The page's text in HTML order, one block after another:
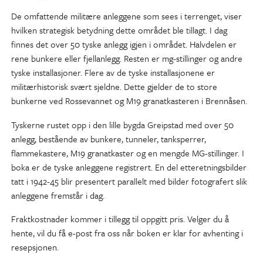
De omfattende militære anleggene som sees i terrenget, viser
hvilken strategisk betydning dette området ble tillagt. I dag
finnes det over 50 tyske anlegg igjen i området. Halvdelen er
rene bunkere eller fjellanlegg. Resten er mg-stillinger og andre
tyske installasjoner. Flere av de tyske installasjonene er
militærhistorisk svært sjeldne. Dette gjelder de to store
bunkerne ved Rossevannet og M19 granatkasteren i Brennåsen.
Tyskerne rustet opp i den lille bygda Greipstad med over 50
anlegg, bestående av bunkere, tunneler, tanksperrer,
flammekastere, M19 granatkaster og en mengde MG-stillinger. I
boka er de tyske anleggene registrert. En del etteretningsbilder
tatt i 1942-45 blir presentert parallelt med bilder fotografert slik
anleggene fremstår i dag.
Fraktkostnader kommer i tillegg til oppgitt pris. Velger du å
hente, vil du få e-post fra oss når boken er klar for avhenting i
resepsjonen.